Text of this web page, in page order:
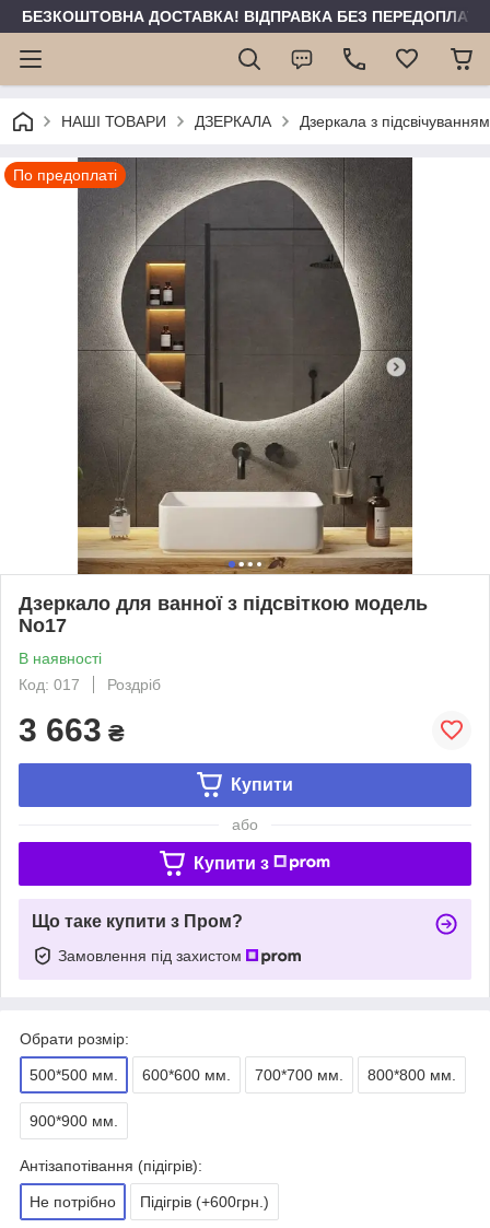
БЕЗКОШТОВНА ДОСТАВКА! ВІДПРАВКА БЕЗ ПЕРЕДОПЛАТИ
НАШІ ТОВАРИ ДЗЕРКАЛА Дзеркала з підсвічуванням
По предоплаті
Дзеркало для ванної з підсвіткою модель
No17
В наявності
Код: 017
Роздріб
3 663 ₴
Купити
або
Купити з
Що таке купити з Пром?
Замовлення під захистом
Обрати розмір:
500*500 мм. 600*600 мм. 700*700 мм. 800*800 мм.
900*900 мм.
Антізапотівання (підігрів):
Не потрібно Підігрів (+600грн.)